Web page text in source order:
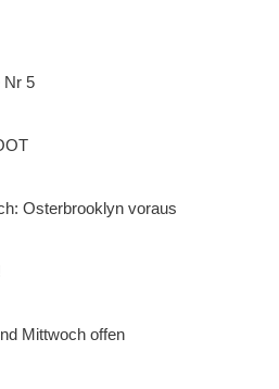
Nr 5
Osterbrooklyn voraus
Mittwoch offen